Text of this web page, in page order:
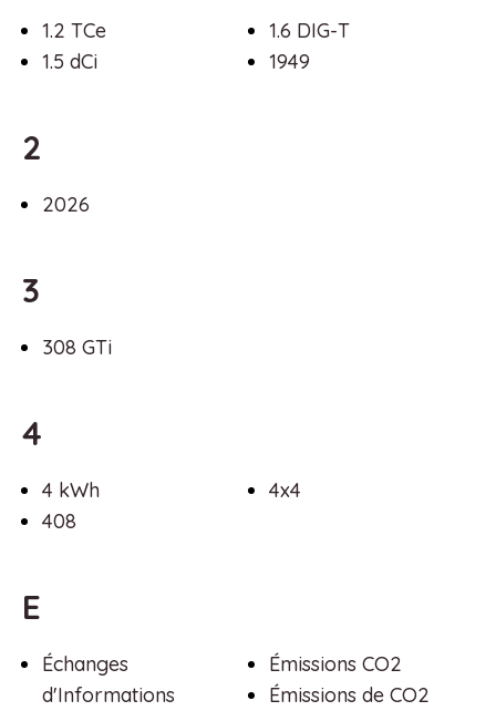
1.2 TCe
1.5 dCi
1.6 DIG-T
1949
2
2026
3
308 GTi
4
4 kWh
408
4x4
E
Échanges
d'Informations
Émissions CO2
Émissions de CO2